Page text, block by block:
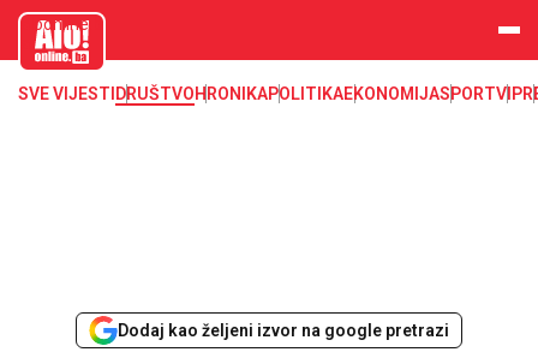
aloonline.b
SVE VIJESTI DRUŠTVOHRONIKAPOLITIKAEKONOMIJASPORTVIP
Dodaj kao željeni izvor na google pretrazi